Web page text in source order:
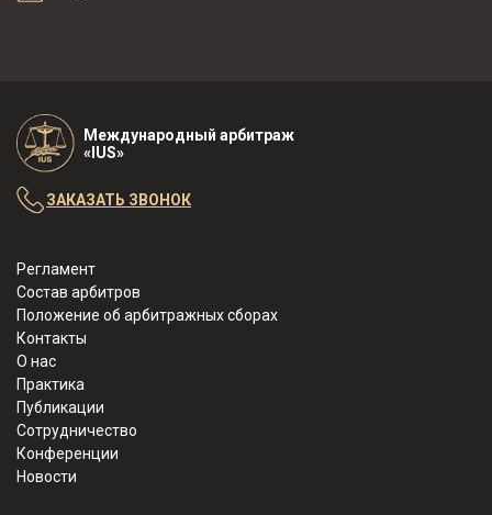
Международный арбитраж
«IUS»
Регламент
Состав арбитров
Положение об арбитражных сборах
Контакты
О нас
Практика
Публикации
Сотрудничество
Конференции
Новости
ЗАКАЗАТЬ ЗВОНОК